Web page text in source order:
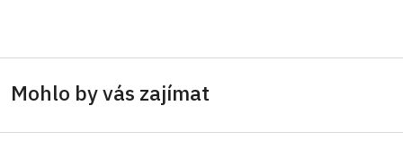
Mohlo by vás zajímat